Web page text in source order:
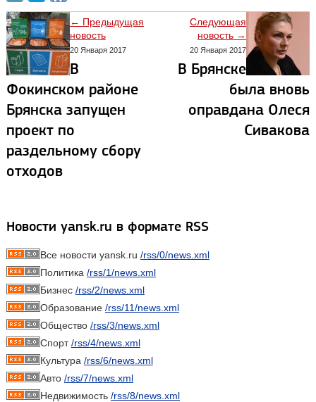
← Предыдущая
новость
20 Января 2017
В
Фокинском районе
Брянска запущен
проект по
раздельному сбору
отходов
Следующая
новость →
20 Января 2017
В Брянске
была вновь
оправдана Олеся
Сивакова
Новости yansk.ru в формате RSS
Все новости yansk.ru /rss/0/news.xml
Политика /rss/1/news.xml
Бизнес /rss/2/news.xml
Образование /rss/11/news.xml
Общество /rss/3/news.xml
Спорт/rss/4/news.xml
Культура /rss/6/news.xml
Авто /rss/7/news.xml
Недвижимость /rss/8/news.xml